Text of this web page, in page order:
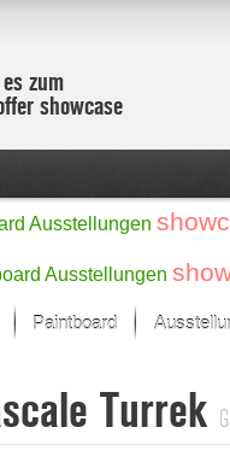
zum
showcase
Ausstellungen
Ausstellungen
Monat im Fokus
Werke
Paintboard
Turrek